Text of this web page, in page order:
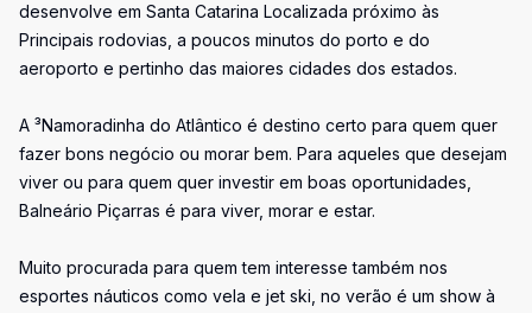
desenvolve em Santa Catarina Localizada próximo às
Principais rodovias, a poucos minutos do porto e do
aeroporto e pertinho das maiores cidades dos estados.
A ³Namoradinha do Atlântico é destino certo para quem quer
fazer bons negócio ou morar bem. Para aqueles que desejam
viver ou para quem quer investir em boas oportunidades,
Balneário Piçarras é para viver, morar e estar.
Muito procurada para quem tem interesse também nos
esportes náuticos como vela e jet ski, no verão é um show à